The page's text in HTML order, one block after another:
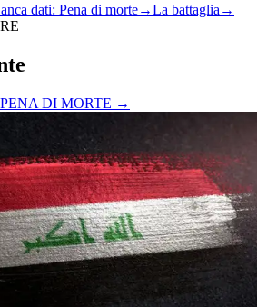
dati: Pena di morte→La battaglia →
DI MORTE →